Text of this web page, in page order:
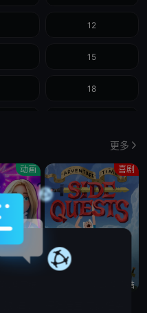
12
15
18
27
30
更多
动画 喜剧
第20集完结